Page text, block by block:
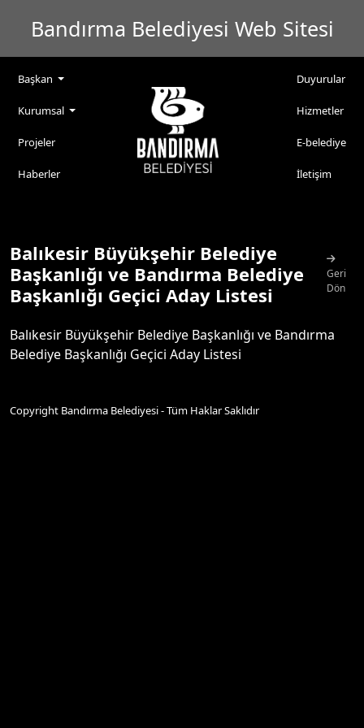
Bandırma Belediyesi Web Sitesi
Başkan
Kurumsal
Projeler
Haberler
Duyurular
Hizmetler
E-belediye
İletişim
Balıkesir Büyükşehir Belediye
Başkanlığı ve Bandırma Belediye
Başkanlığı Geçici Aday Listesi
Geri
Dön
Balıkesir Büyükşehir Belediye Başkanlığı ve Bandırma
Belediye Başkanlığı Geçici Aday Listesi
Copyright Bandırma Belediyesi - Tüm Haklar Saklıdır